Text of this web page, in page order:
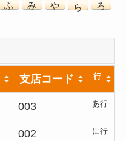
支店コード 行
003 あ行
002 に行